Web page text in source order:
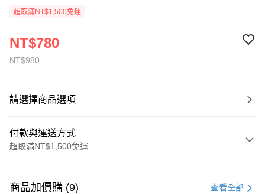
超取滿NT$1,500免運
NT$980
NT$780
請選擇商品選項
付款與運送方式
超取滿NT$1,500免運
信用卡一次付款
商品加價購 (9) 查看全部